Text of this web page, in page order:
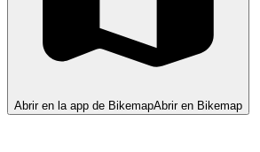
Abrir en la app de BikemapAbrir en Bikemap